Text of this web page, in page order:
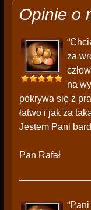
Opinie o
za
na
pokrywa się z
łatwo i jak za
Jestem Pani
Pan Rafał